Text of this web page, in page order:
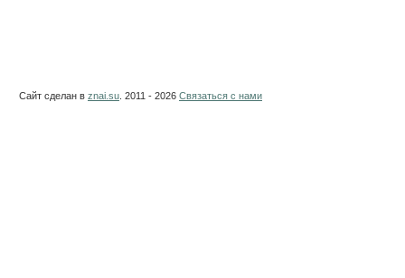
Сайт сделан в znai.su . 2011 - 2026 Связаться с нами